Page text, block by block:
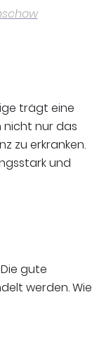
trägt eine
nicht nur das
zu erkranken.
und
gute
werden. Wie